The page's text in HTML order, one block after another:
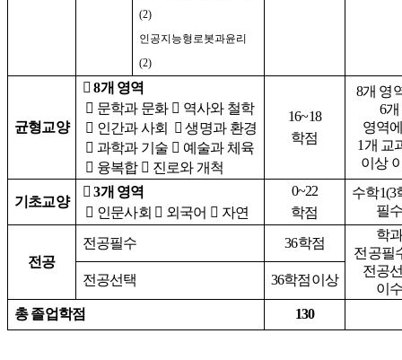
(2)
인공지능형로봇과윤리
(2)
균형교양
8개 영역
 문학과 문화  역사와 철학
 인간과 사회 생명과 환경
 과학과 기술  예술과 체육
 융복합  진로와 개척
16~18
학점
8개 영
6개
영역
1개 교
이상
기초교양
3개 영역
 인문사회  외국어  자연
0~22
학점
수학1(3
필
전공
전공필수 36학점
학
전공필
전공
이
전공선택 36학점이상
총 졸업학점 130